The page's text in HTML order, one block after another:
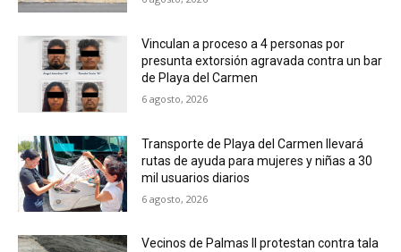
Vinculan a proceso a 4 personas por
presunta extorsión agravada contra un bar
de Playa del Carmen
6 agosto, 2026
Transporte de Playa del Carmen llevará
rutas de ayuda para mujeres y niñas a 30
mil usuarios diarios
6 agosto, 2026
Vecinos de Palmas II protestan contra tala